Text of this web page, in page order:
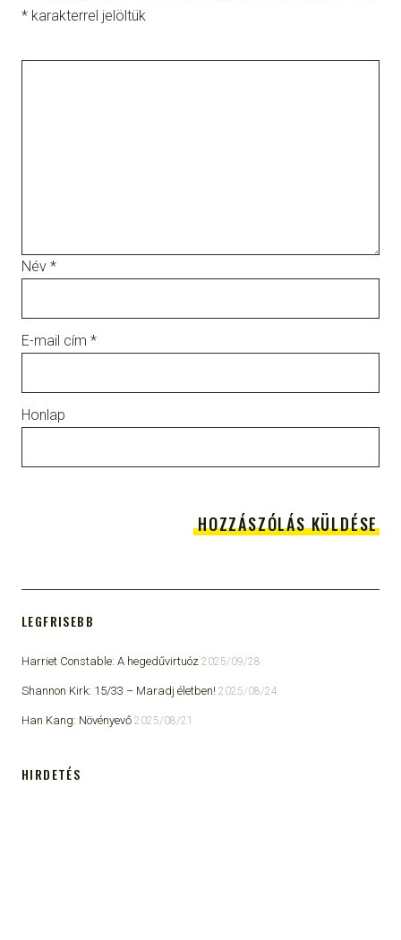
* karakterrel jelöltük
Név *
E-mail cím *
Honlap
LEGFRISEBB
Harriet Constable: A hegedűvirtuóz 2025/09/28
Shannon Kirk: 15/33 ​– Maradj életben! 2025/08/24
Han Kang: Növényevő 2025/08/21
HIRDETÉS